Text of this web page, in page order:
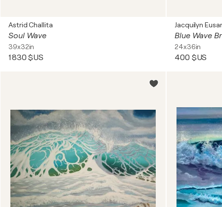
Astrid Challita
Soul Wave
39x32in
1 830 $US
Jacquilyn
Blue Wave
24x36in
400 $US